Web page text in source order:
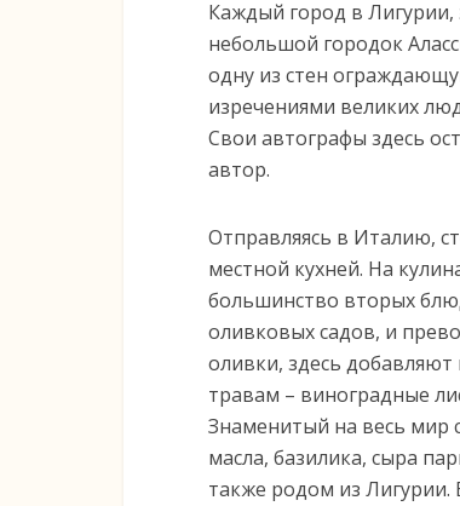
Каждый город в
небольшой городок
одну из стен
изречениями великих
Свои автографы здесь
автор.
Отправляясь в Италию,
местной кухней. На
большинство вторых
оливковых садов, и
оливки, здесь
травам – виноградные
Знаменитый на весь мир
масла, базилика, сыра
также родом из Лигурии.